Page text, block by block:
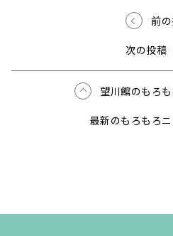
前
次の投稿
望川館のもろ
最新のもろもろ